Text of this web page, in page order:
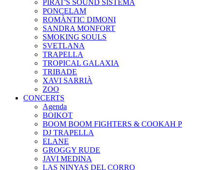
PIRAT'S SOUND SISTEMA
PONCELAM
ROMÀNTIC DIMONI
SANDRA MONFORT
SMOKING SOULS
SVETLANA
TRAPELLA
TROPICAL GALAXIA
TRIBADE
XAVI SARRIÀ
ZOO
CONCERTS
Agenda
BOIKOT
BOOM BOOM FIGHTERS & COOKAH P
DJ TRAPELLA
ELANE
GROGGY RUDE
JAVI MEDINA
LAS NINYAS DEL CORRO